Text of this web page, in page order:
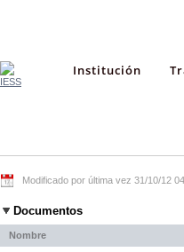
Institución
Modificado por última vez 31/10/12
Documentos
Nombre